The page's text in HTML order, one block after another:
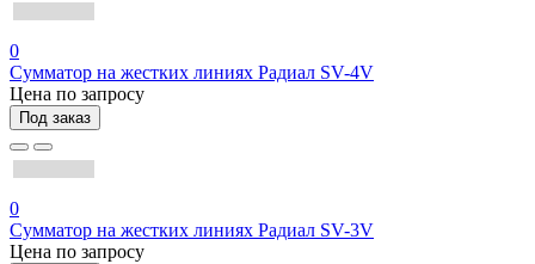
0
Сумматор на жестких линиях Радиал SV-4V
Цена по запросу
Под заказ
0
Сумматор на жестких линиях Радиал SV-3V
Цена по запросу